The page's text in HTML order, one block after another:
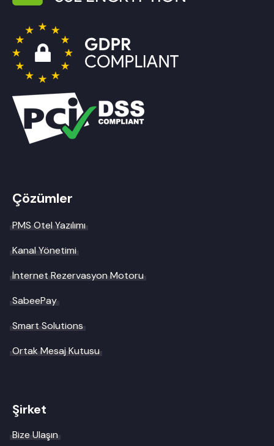
Çözümler
PMS Otel Yazılımı
Kanal Yönetimi
İnternet Rezervasyon Motoru
SabeePay
Smart Solutions
Ortak Mesaj Kutusu
Şirket
Bize Ulaşın